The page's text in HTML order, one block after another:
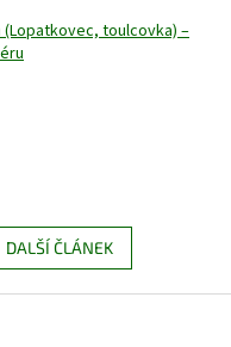
(Lopatkovec, toulcovka) –
DALŠÍ ČLÁNEK